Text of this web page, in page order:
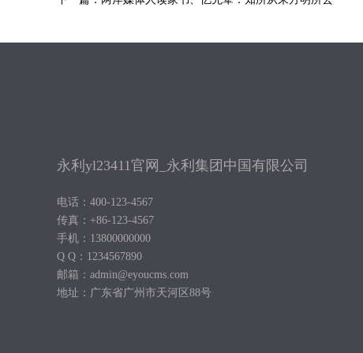
永利yl23411官网_永利集团中国有限公司
电话：400-123-4567
传真：+86-123-4567
手机：13800000000
Q Q：1234567890
邮箱：admin@eyoucms.com
地址：广东省广州市天河区88号